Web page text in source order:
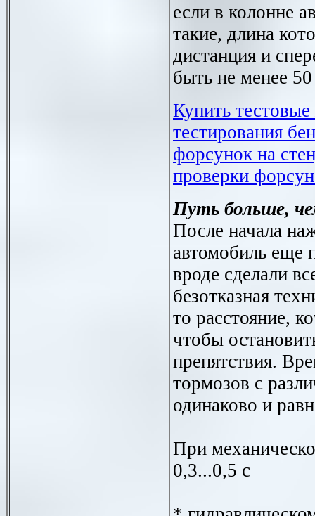
если в колонне
такие, длина
дистанция и
быть не менее
Купить
тестирования
форсунок на
проверки
Путь больше,
После начала
автомобиль еще
вроде сделали
безотказная
то расстояние,
чтобы
препятствия.
тормозов с
одинаково и
При
0,3...0,5 с